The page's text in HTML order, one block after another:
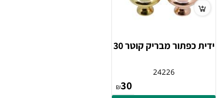
ידית כפתור מבריק קוטר 30
24226
₪30